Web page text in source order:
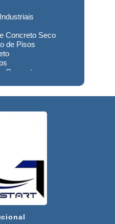
Concreto Seco
de Pisos
Concreto
de Concreto
de Concreto
Industriais
de Concreto
de Contato
Concreto
Concreto